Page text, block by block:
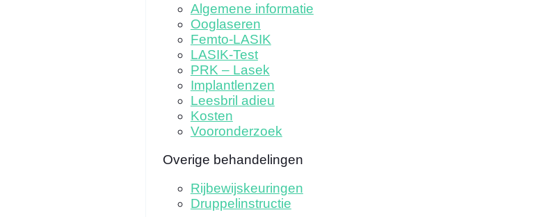
Algemene informatie
Ooglaseren
Femto-LASIK
LASIK-Test
PRK – Lasek
Implantlenzen
Leesbril adieu
Kosten
Vooronderzoek
Overige behandelingen
Rijbewijskeuringen
Druppelinstructie